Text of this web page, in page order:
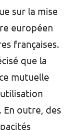
sur la mise
européen
françaises.
que la
mutuelle
En outre, des